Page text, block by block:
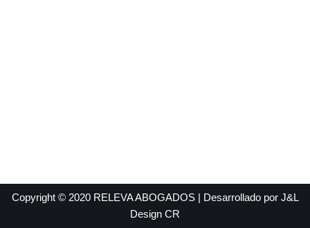
Copyright © 2020 RELEVA ABOGADOS | Desarrollado por J&L
Design CR